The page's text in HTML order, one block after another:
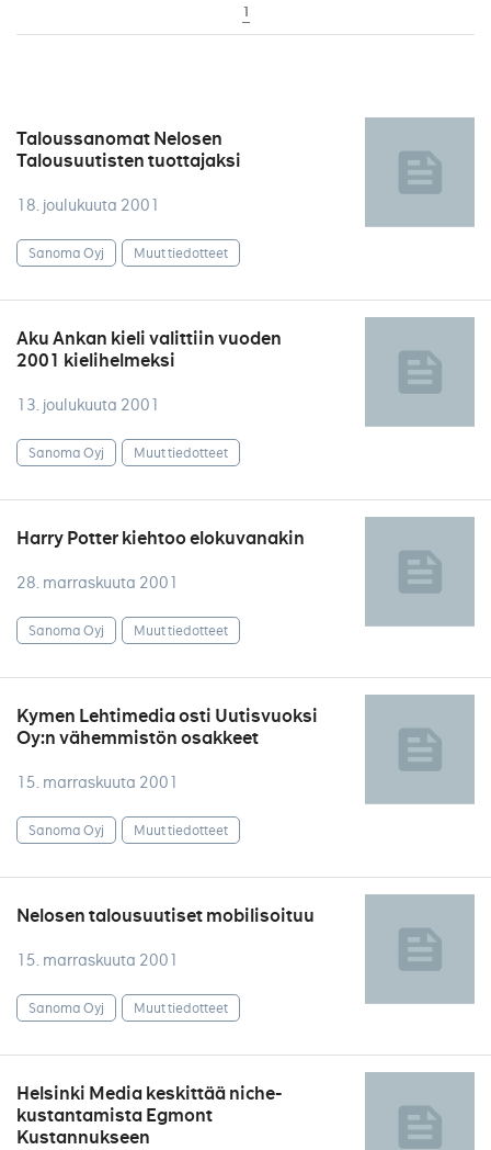
1
Taloussanomat Nelosen
Talousuutisten tuottajaksi
18. joulukuuta 2001
Sanoma Oyj Muut tiedotteet
Aku Ankan kieli valittiin vuoden
2001 kielihelmeksi
13. joulukuuta 2001
Sanoma Oyj Muut tiedotteet
Harry Potter kiehtoo elokuvanakin
28. marraskuuta 2001
Sanoma Oyj Muut tiedotteet
Kymen Lehtimedia osti Uutisvuoksi
Oy:n vähemmistön osakkeet
15. marraskuuta 2001
Sanoma Oyj Muut tiedotteet
Nelosen talousuutiset mobilisoituu
15. marraskuuta 2001
Sanoma Oyj Muut tiedotteet
Helsinki Media keskittää niche-
kustantamista Egmont
Kustannukseen